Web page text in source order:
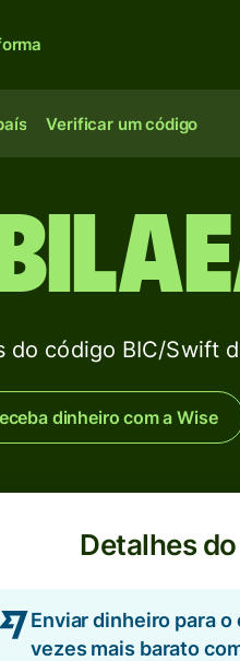
Verificar um código
do código BIC/Swift
dinheiro com a Wise
Detalhes
Enviar dinheiro para
vezes mais barato